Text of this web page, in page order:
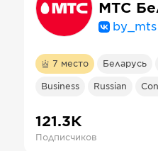
МТС
by_mts
7 место Беларусь
Business Russian
121.3К
Подписчиков